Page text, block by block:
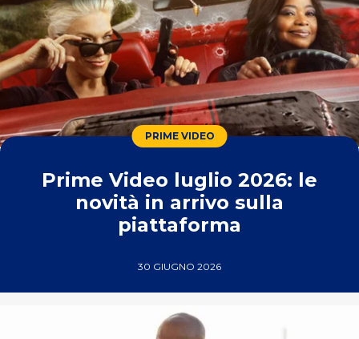
PRIME VIDEO
Prime Video luglio 2026: le
novità in arrivo sulla
piattaforma
30 GIUGNO 2026